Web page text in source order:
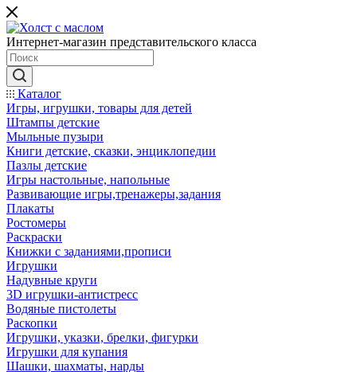
Интернет-магазин представительского класса
Каталог
Игры, игрушки, товары для детей
Штампы детские
Мыльные пузыри
Книги детские, сказки, энциклопедии
Пазлы детские
Игры настольные, напольные
Развивающие игры,тренажеры,задания
Плакаты
Ростомеры
Раскраски
Книжки с заданиями,прописи
Игрушки
Надувные круги
3D игрушки-антистресс
Водяные пистолеты
Раскопки
Игрушки, указки, брелки, фигурки
Игрушки для купания
Шашки, шахматы, нарды